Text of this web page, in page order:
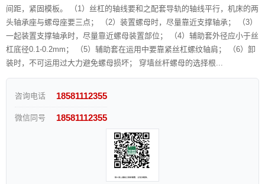
间距，紧固模板。 （1）丝杠的轴线要和之配套导轨的轴线平行，机床的两
头轴承座与螺母座要三点； （2）装置螺母时，尽量靠近支撑轴承； （3）
一起装置支撑轴承时，尽量靠近螺母装置部位； （4）辅助套外径应小于丝
杠底径0.1-0.2mm； （5）辅助套在运用中要靠紧丝杠螺纹轴肩； （6）卸
装时，不可运用过大力避免螺母损坏； 穿墙丝杆螺母的选择根...
咨询电话 18581112355
微信同号 18581112355